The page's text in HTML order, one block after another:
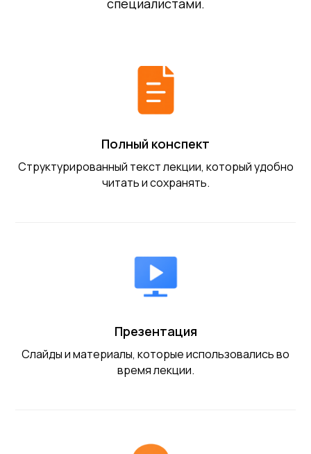
специалистами.
Полный конспект
Структурированный текст лекции, который удобно
читать и сохранять.
Презентация
Слайды и материалы, которые использовались во
время лекции.